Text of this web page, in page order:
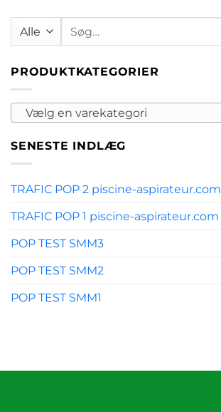
Søg
efter:
PRODUKTKATEGORIER
Vælg en varekategori
SENESTE INDLÆG
TRAFIC POP 2 piscine-aspirateur.com
TRAFIC POP 1 piscine-aspirateur.com
POP TEST SMM3
POP TEST SMM2
POP TEST SMM1